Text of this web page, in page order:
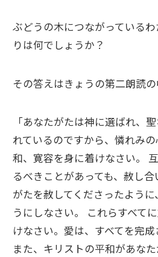
ぶどうの木につながっている
りは何でしょうか？
その答えはきょうの第二朗読の
「あなたがたは神に選ばれ、
れているのですから、憐れみ
和、寛容を身に着けなさい。
るべきことがあっても、赦し
がたを赦してくださったよう
うにしなさい。 これらすべて
けなさい。愛は、すべてを完成
また、キリストの平和があな